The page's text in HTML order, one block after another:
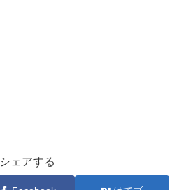
シェアする